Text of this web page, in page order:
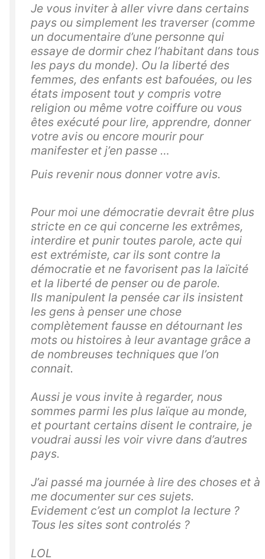
Je vous inviter à aller vivre dans certains
pays ou simplement les traverser (comme
un documentaire d’une personne qui
essaye de dormir chez l’habitant dans tous
les pays du monde). Ou la liberté des
femmes, des enfants est bafouées, ou les
états imposent tout y compris votre
religion ou même votre coiffure ou vous
êtes exécuté pour lire, apprendre, donner
votre avis ou encore mourir pour
manifester et j’en passe …
Puis revenir nous donner votre avis.
Pour moi une démocratie devrait être plus
stricte en ce qui concerne les extrêmes,
interdire et punir toutes parole, acte qui
est extrémiste, car ils sont contre la
démocratie et ne favorisent pas la laïcité
et la liberté de penser ou de parole.
Ils manipulent la pensée car ils insistent
les gens à penser une chose
complètement fausse en détournant les
mots ou histoires à leur avantage grâce a
de nombreuses techniques que l’on
connait.
Aussi je vous invite à regarder, nous
sommes parmi les plus laïque au monde,
et pourtant certains disent le contraire, je
voudrai aussi les voir vivre dans d’autres
pays.
J’ai passé ma journée à lire des choses et à
me documenter sur ces sujets.
Evidement c’est un complot la lecture ?
Tous les sites sont controlés ?
LOL